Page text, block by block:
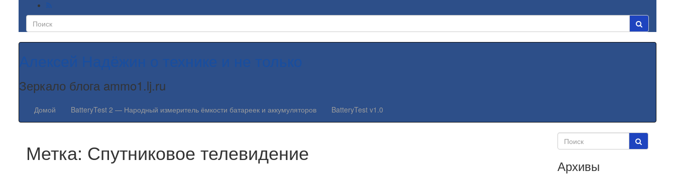
Алексей Надёжин о технике и не только
Зеркало блога ammo1.lj.ru
Домой BatteryTest 2 — Народный измеритель ёмкости батареек и аккумуляторов BatteryTest v1.0
Метка: Спутниковое телевидение
Архивы